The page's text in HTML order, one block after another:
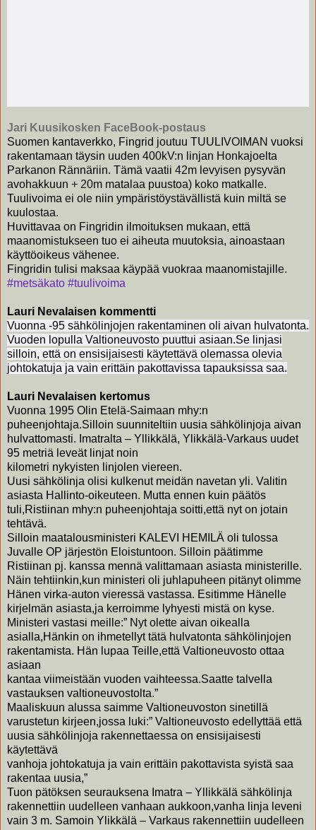
Jari Kuusikosken FaceBook-postaus
Suomen kantaverkko, Fingrid joutuu TUULIVOIMAN vuoksi
rakentamaan täysin uuden 400kV:n linjan Honkajoelta
Parkanon Rännäriin. Tämä vaatii 42m levyisen pysyvän
avohakkuun + 20m matalaa puustoa) koko matkalle.
Tuulivoima ei ole niin ympäristöystävällistä kuin miltä se
kuulostaa.
Huvittavaa on Fingridin ilmoituksen mukaan, että
maanomistukseen tuo ei aiheuta muutoksia, ainoastaan
käyttöoikeus vähenee.
Fingridin tulisi maksaa käypää vuokraa maanomistajille.
#metsäkato #tuulivoima
Lauri Nevalaisen kommentti
Vuonna -95 sähkölinjojen rakentaminen oli aivan hulvatonta.
Vuoden lopulla Valtioneuvosto puuttui asiaan.Se linjasi
silloin, että on ensisijaisesti käytettävä olemassa olevia
johtokatuja ja vain erittäin pakottavissa tapauksissa saa.
Lauri Nevalaisen kertomus
Vuonna 1995 Olin Etelä-Saimaan mhy:n
puheenjohtaja.Silloin suunniteltiin uusia sähkölinjoja aivan
hulvattomasti. Imatralta – Yllikkälä, Ylikkälä-Varkaus uudet
95 metriä leveät linjat noin
kilometri nykyisten linjolen viereen.
Uusi sähkölinja olisi kulkenut meidän navetan yli. Valitin
asiasta Hallinto-oikeuteen. Mutta ennen kuin päätös
tuli,Ristiinan mhy:n puheenjohtaja soitti,että nyt on jotain
tehtävä.
Silloin maatalousministeri KALEVI HEMILÄ oli tulossa
Juvalle OP järjestön Eloistuntoon. Silloin päätimme
Ristiinan pj. kanssa mennä valittamaan asiasta ministerille.
Näin tehtiinkin,kun ministeri oli juhlapuheen pitänyt olimme
Hänen virka-auton vieressä vastassa. Esitimme Hänelle
kirjelmän asiasta,ja kerroimme lyhyesti mistä on kyse.
Ministeri vastasi meille:” Nyt olette aivan oikealla
asialla,Hänkin on ihmetellyt tätä hulvatonta sähkölinjojen
rakentamista. Hän lupaa Teille,että Valtioneuvosto ottaa
asiaan
kantaa viimeistään vuoden vaihteessa.Saatte talvella
vastauksen valtioneuvostolta.”
Maaliskuun alussa saimme Valtioneuvoston sinetillä
varustetun kirjeen,jossa luki:” Valtioneuvosto edellyttää että
uusia sähkölinjoja rakennettaessa on ensisijaisesti
käytettävä
vanhoja johtokatuja ja vain erittäin pakottavista syistä saa
rakentaa uusia,”
Tuon pätöksen seurauksena Imatra – Yllikkälä sähkölinja
rakennettiin uudelleen vanhaan aukkoon,vanha linja leveni
vain 3 m. Samoin Ylikkälä – Varkaus rakennettiin uudelleen